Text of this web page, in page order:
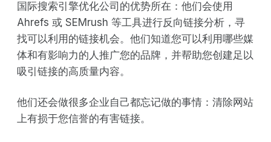
国际搜索引擎优化公司的优势所在：他们会使用
Ahrefs 或 SEMrush 等工具进行反向链接分析，寻
找可以利用的链接机会。他们知道您可以利用哪些媒
体和有影响力的人推广您的品牌，并帮助您创建足以
吸引链接的高质量内容。
他们还会做很多企业自己都忘记做的事情：清除网站
上有损于您信誉的有害链接。